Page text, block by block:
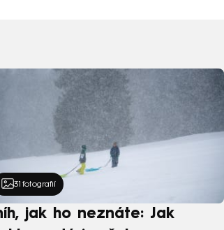
31 fotografií
jak ho neznáte: Jak